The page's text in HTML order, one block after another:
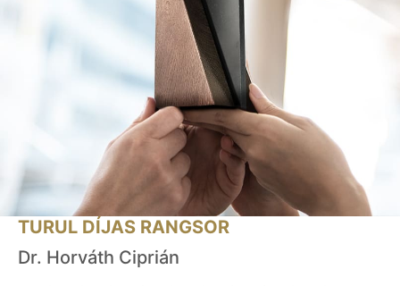
TURUL DÍJAS RANGSOR
Dr. Horváth Ciprián